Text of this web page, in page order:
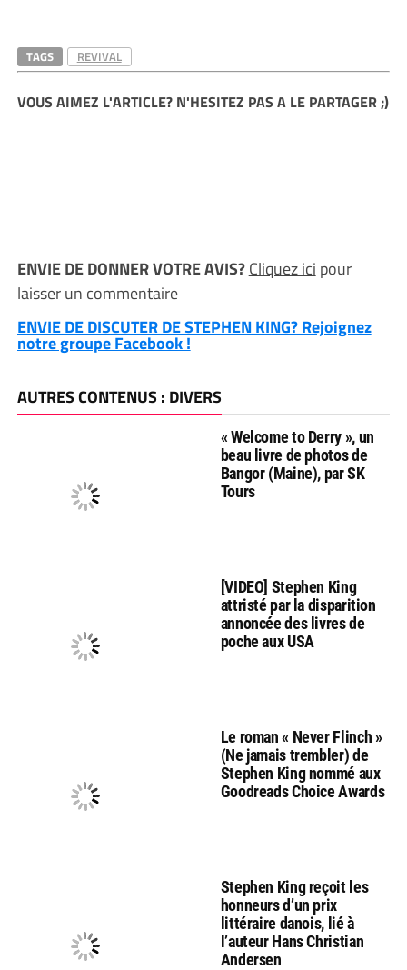
TAGS REVIVAL
VOUS AIMEZ L'ARTICLE? N'HESITEZ PAS A LE PARTAGER ;)
ENVIE DE DONNER VOTRE AVIS?Cliquez ici pour
laisser un commentaire
ENVIE DE DISCUTER DE STEPHEN KING? Rejoignez
notre groupe Facebook !
AUTRES CONTENUS : DIVERS
« Welcome to Derry », un
beau livre de photos de
Bangor (Maine), par SK
Tours
[VIDEO] Stephen King
attristé par la disparition
annoncée des livres de
poche aux USA
Le roman « Never Flinch »
(Ne jamais trembler) de
Stephen King nommé aux
Goodreads Choice Awards
Stephen King reçoit les
honneurs d’un prix
littéraire danois, lié à
l’auteur Hans Christian
Andersen